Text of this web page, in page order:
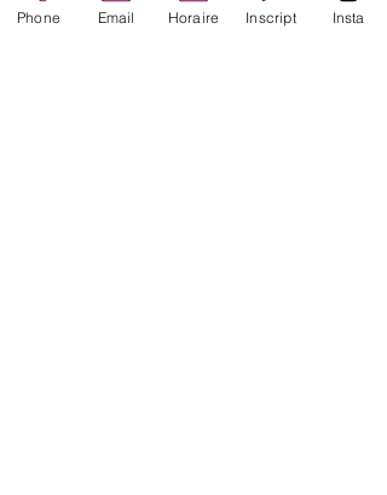
A propos
Phone Email Horaire Inscript Insta